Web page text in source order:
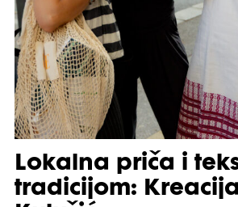
Lokalna priča i
tradicijom: